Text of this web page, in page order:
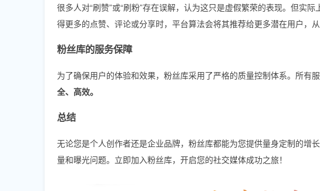
很多人对“刷赞”或“刷粉”存在误解，认为这只是虚假繁荣的表现。但实际
得更多的点赞、评论或分享时，平台算法会将其推荐给更多潜在用户，从
粉丝库的服务保障
为了确保用户的体验和效果，粉丝库采用了严格的质量控制体系。所有
全、高效。
总结
无论您是个人创作者还是企业品牌，粉丝库都能为您提供量身定制的增
量和曝光问题。立即加入粉丝库，开启您的社交媒体成功之旅！